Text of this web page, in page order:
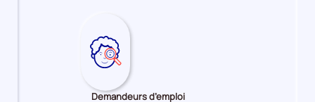
Demandeurs d’emploi